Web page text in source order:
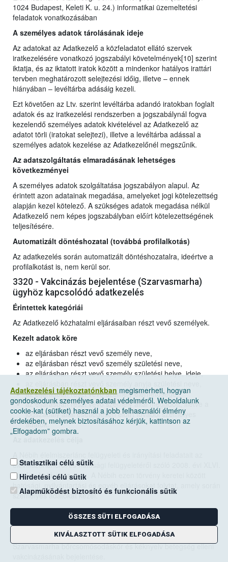
1024 Budapest, Keleti K. u. 24.) informatikai üzemeltetési
feladatok vonatkozásában
A személyes adatok tárolásának ideje
Az adatokat az Adatkezelő a közfeladatot ellátó szervek
iratkezelésére vonatkozó jogszabályi követelmények[10] szerint
iktatja, és az iktatott iratok között a mindenkor hatályos irattári
tervben meghatározott selejtezési időig, illetve – ennek
hiányában – levéltárba adásáig kezeli.
Ezt követően az Ltv. szerint levéltárba adandó iratokban foglalt
adatok és az iratkezelési rendszerben a jogszabálynál fogva
kezelendő személyes adatok kivételével az Adatkezelő az
adatot törli (iratokat selejtezi), illetve a levéltárba adással a
személyes adatok kezelése az Adatkezelőnél megszűnik.
Az adatszolgáltatás elmaradásának lehetséges
következményei
A személyes adatok szolgáltatása jogszabályon alapul. Az
érintett azon adatainak megadása, amelyeket jogi kötelezettség
alapján kezel kötelező. A szükséges adatok megadása nélkül
Adatkezelő nem képes jogszabályban előírt kötelezettségének
teljesítésére.
Automatizált döntéshozatal (továbbá profilalkotás)
Az adatkezelés során automatizált döntéshozatalra, ideértve a
profilalkotást is, nem kerül sor.
3320 - Vakcinázás bejelentése (Szarvasmarha)
ügyhöz kapcsolódó adatkezelés
Érintettek kategóriái
Az Adatkezelő közhatalmi eljárásaiban részt vevő személyek.
Kezelt adatok köre
az eljárásban részt vevő személy neve,
az eljárásban részt vevő személy születési neve,
az eljárásban részt vevő személy születési helye, ideje,
az eljárásban részt vevő személy elérhetősége,
az eljárásban részt vevő személy által megadott, illetve a
jogszabály által esetlegesen előírt további személyes
adatok.
élelmiszerláncról és hatósági felügyeletéről szóló 2008. évi XLVI.
törvény határozza meg. A Nébih ezen törvény keretei között
hatósági, nyilvántartási és egyéb eljárásokat folytat, amely során
személyes adatokat kezel.
Az adatkezelés célja az Adatkezelő által az élelmiszerláncról és
hatósági felügyeletéről szóló 2008. évi XLVI. törvényben
megjelölt feladatok ellátása és hatáskörök gyakorlása:
Szarvasmarha bőrcsomósodáskór és kéknyelv betegség elleni
Adatkezelési tájékoztatónkban megismerheti, hogyan
gondoskodunk személyes adatai védelméről. Weboldalunk
cookie-kat (sütiket) használ a jobb felhasználói élmény
érdekében, melynek biztosításához kérjük, kattintson az
„Elfogadom” gombra.
Statisztikai célú sütik
Hirdetési célú sütik
Alapműködést biztosító és funkcionális sütik
ÖSSZES SÜTI ELFOGADÁSA
KIVÁLASZTOTT SÜTIK ELFOGADÁSA